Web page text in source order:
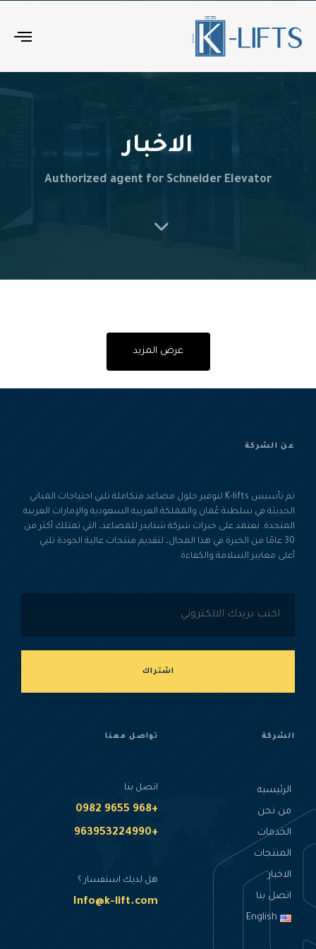
الاخبار
Authorized agent for Schneider Elevator
عرض المزيد
عن الشركة
تم تأسيس K-lifts لتوفير حلول مصاعد متكاملة تلبي احتياجات المباني
الحديثة في سلطنة عُمان والمملكة العربية السعودية والإمارات العربية
المتحدة. نعتمد على خبرات شركة شنايدر للمصاعد، التي تمتلك أكثر من
30 عامًا من الخبرة في هذا المجال، لتقديم منتجات عالية الجودة تلبي
أعلى معايير السلامة والكفاءة.
اشتراك
الشركة
الرئيسيه
من نحن
الخدمات
المنتجات
الاخبار
اتصل بنا
English
تواصل معنا
اتصل بنا
+968 9655 0982
+963953224990
هل لديك استفسار ؟
Info@k-lift.com